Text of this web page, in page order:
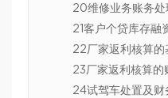
20维修业务账务
21客户个贷库存融
22厂家返利核算
23厂家返利核算
24试驾车处置及